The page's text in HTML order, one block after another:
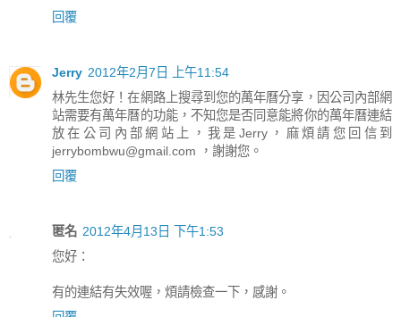
回覆
Jerry 2012年2月7日 上午11:54
林先生您好！在網路上搜尋到您的萬年曆分享，因公司內部網
站需要有萬年曆的功能，不知您是否同意能將你的萬年曆連結
放在公司內部網站上，我是Jerry，麻煩請您回信到
jerrybombwu@gmail.com ，謝謝您。
回覆
匿名 2012年4月13日 下午1:53
您好：
有的連結有失效喔，煩請檢查一下，感謝。